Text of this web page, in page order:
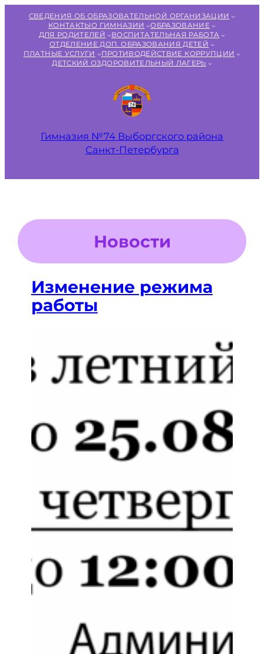
Перейти
содержимому
СВЕДЕНИЯ ОБ ОБРАЗОВАТЕЛЬНОЙ ОРГАНИЗАЦИИ
КОНТАКТЫО ГИМНАЗИИ
ОБРАЗОВАНИЕ
ДЛЯ РОДИТЕЛЕЙ
ВОСПИТАТЕЛЬНАЯ РАБОТА
ОТДЕЛЕНИЕ ДОП. ОБРАЗОВАНИЯ ДЕТЕЙ
ПЛАТНЫЕ УСЛУГИ
ПРОТИВОДЕЙСТВИЕ КОРРУПЦИИ
ДЕТСКИЙ ОЗДОРОВИТЕЛЬНЫЙ ЛАГЕРЬ
Гимназия №74 Выборгского района
Санкт‑Петербурга
Новости
Изменение режима
работы